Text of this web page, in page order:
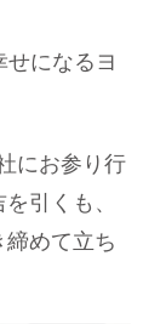
になるヨ
にお参り行
引くも、
めて立ち